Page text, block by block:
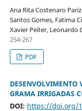
Ana Rita Costenaro
Santos Gomes, Fatima
Xavier Peiter, Leonardo
254-267
PDF
DESENVOLVIMENTO
GRAMA IRRIGADAS
DOI: https://doi.org/